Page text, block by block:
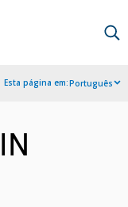
Esta página em:Português